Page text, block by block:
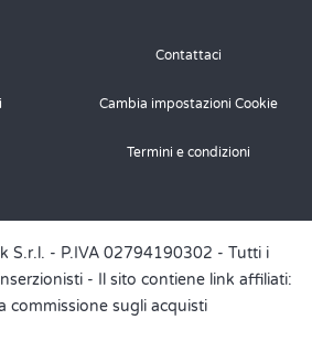
Contattaci
Cambia impostazioni Cookie
Termini e condizioni
S.r.l. - P.IVA 02794190302 - Tutti i
- Il sito contiene link affiliati:
commissione sugli acquisti